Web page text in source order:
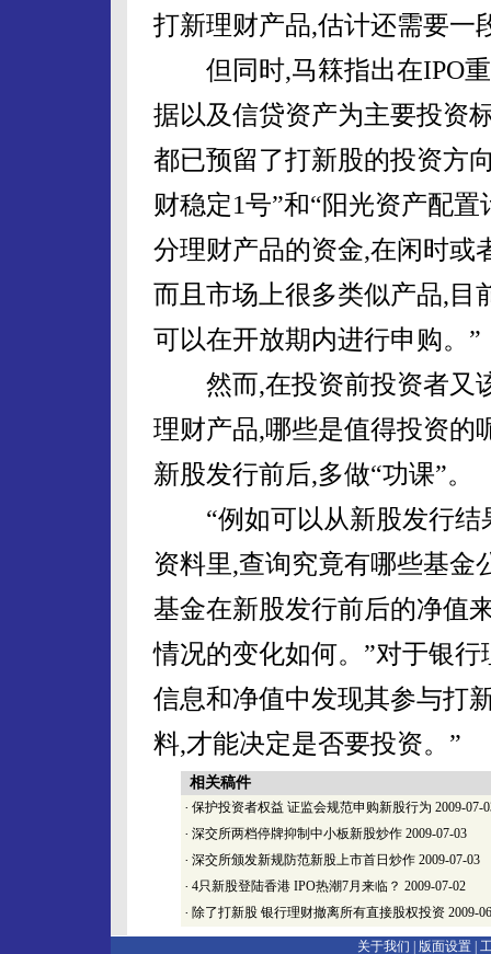
打新理财产品,估计还需要一
但同时,马箖指出在IPO重
据以及信贷资产为主要投资
都已预留了打新股的投资方
财稳定1号”和“阳光资产配
分理财产品的资金,在闲时或
而且市场上很多类似产品,目
可以在开放期内进行申购。”
然而,在投资前投资者又
理财产品,哪些是值得投资的
新股发行前后,多做“功课”。
“例如可以从新股发行结
资料里,查询究竟有哪些基金
基金在新股发行前后的净值
情况的变化如何。”对于银
信息和净值中发现其参与打
料,才能决定是否要投资。”
相关稿件
· 保护投资者权益 证监会规范申购新股行为 2009-07-
· 深交所两档停牌抑制中小板新股炒作 2009-07-03
· 深交所颁发新规防范新股上市首日炒作 2009-07-03
· 4只新股登陆香港 IPO热潮7月来临？ 2009-07-02
· 除了打新股 银行理财撤离所有直接股权投资 2009-
关于我们 | 版面设置